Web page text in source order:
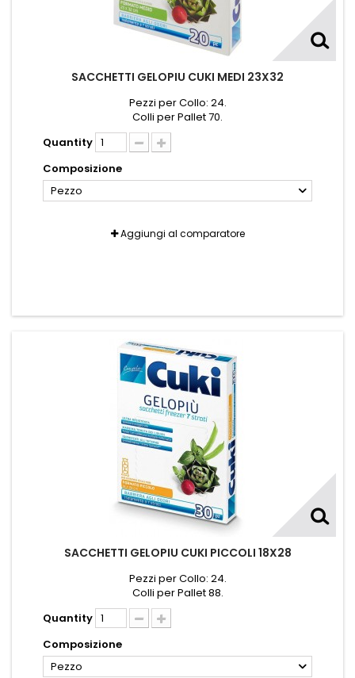
SACCHETTI GELOPIU CUKI MEDI 23X32
Pezzi per Collo: 24.
Colli per Pallet 70.
Quantity
Composizione
Pezzo
Aggiungi al comparatore
SACCHETTI GELOPIU CUKI PICCOLI 18X28
Pezzi per Collo: 24.
Colli per Pallet 88.
Quantity
Composizione
Pezzo